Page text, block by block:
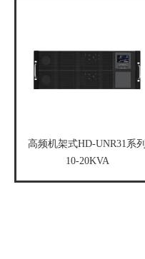
高频机架式HD-UNR31系列
10-20KVA